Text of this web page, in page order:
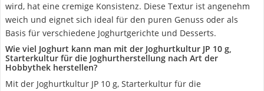
wird, hat eine cremige Konsistenz. Diese Textur ist angenehm
weich und eignet sich ideal für den puren Genuss oder als
Basis für verschiedene Joghurtgerichte und Desserts.
Wie viel Joghurt kann man mit der Joghurtkultur JP 10 g,
Starterkultur für die Joghurtherstellung nach Art der
Hobbythek herstellen?
Mit der Joghurtkultur JP 10 g, Starterkultur für die